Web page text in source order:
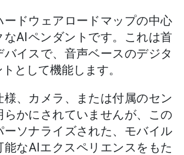
ードウェアロードマップの中心
なAIペンダントです。これは首
バイスで、音声ベースのデジタ
として機能します。
様、カメラ、または付属のセン
らかにされていませんが、この
ーソナライズされた、モバイル
能なAIエクスペリエンスをもた